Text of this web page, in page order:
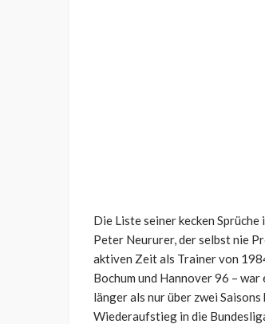
Die Liste seiner kecken
Peter Neururer, der selbst nie
aktiven Zeit als Trainer von
Bochum und Hannover 96 –
länger als nur über zwei
Wiederaufstieg in die